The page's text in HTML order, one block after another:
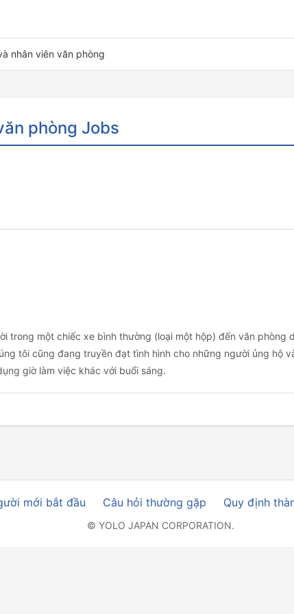
nhân viên văn phòng
phòng Jobs
trong một chiếc xe bình thường (loại một hộp) đến văn phòng
tôi cũng đang truyền đạt tình hình cho những người ủng hộ
giờ làm việc khác với buổi sáng.
mới bắt đầu Câu hỏi thường gặp Quy định
© YOLO JAPAN CORPORATION.